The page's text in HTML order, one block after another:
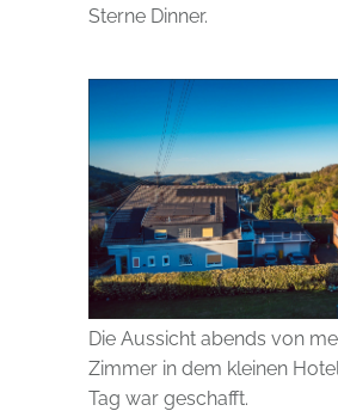
Sterne Dinner.
Die Aussicht abends von
Zimmer in dem kleinen
Tag war geschafft.